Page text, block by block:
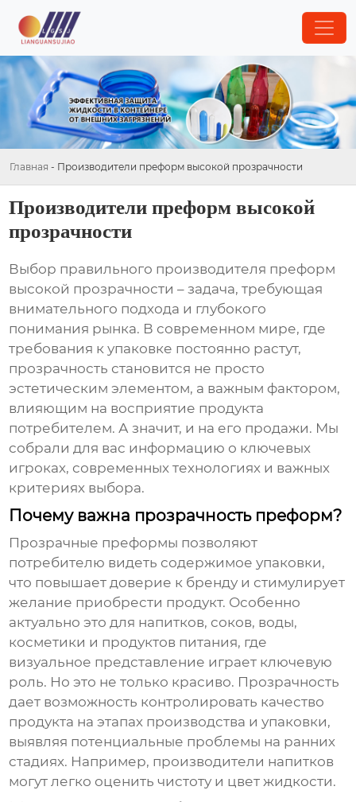
Главная - Производители преформ высокой прозрачности
Производители преформ высокой
прозрачности
Выбор правильного производителя преформ
высокой прозрачности – задача, требующая
внимательного подхода и глубокого
понимания рынка. В современном мире, где
требования к упаковке постоянно растут,
прозрачность становится не просто
эстетическим элементом, а важным фактором,
влияющим на восприятие продукта
потребителем. А значит, и на его продажи. Мы
собрали для вас информацию о ключевых
игроках, современных технологиях и важных
критериях выбора.
Почему важна прозрачность преформ?
Прозрачные преформы позволяют
потребителю видеть содержимое упаковки,
что повышает доверие к бренду и стимулирует
желание приобрести продукт. Особенно
актуально это для напитков, соков, воды,
косметики и продуктов питания, где
визуальное представление играет ключевую
роль. Но это не только красиво. Прозрачность
дает возможность контролировать качество
продукта на этапах производства и упаковки,
выявляя потенциальные проблемы на ранних
стадиях. Например, производители напитков
могут легко оценить чистоту и цвет жидкости.